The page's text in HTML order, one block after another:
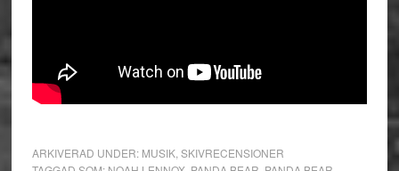
ARKIVERAD UNDER: MUSIK, SKIVRECENSIONER